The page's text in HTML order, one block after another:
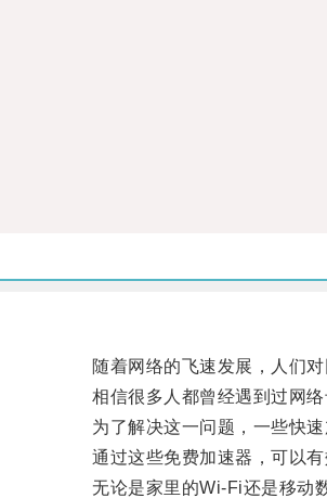
随着网络的飞速发展，人们对
相信很多人都曾经遇到过网络
为了解决这一问题，一些快速
通过这些免费加速器，可以有
无论是家里的Wi-Fi还是移动数